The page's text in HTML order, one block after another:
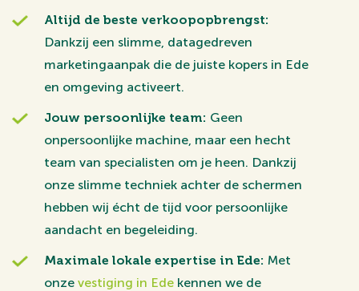
Altijd de beste verkoopopbrengst:
Dankzij een slimme, datagedreven
marketingaanpak die de juiste kopers in Ede
en omgeving activeert.
Jouw persoonlijke team: Geen
onpersoonlijke machine, maar een hecht
team van specialisten om je heen. Dankzij
onze slimme techniek achter de schermen
hebben wij écht de tijd voor persoonlijke
aandacht en begeleiding.
Maximale lokale expertise in Ede: Met
onze vestiging in Ede kennen we de